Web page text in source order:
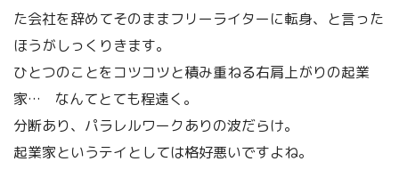
た会社を辞めてそのままフリーライターに転身、と言った
ほうがしっくりきます。
ひとつのことをコツコツと積み重ねる右肩上がりの起業
家… なんてとても程遠く。
分断あり、パラレルワークありの波だらけ。
起業家というテイとしては格好悪いですよね。